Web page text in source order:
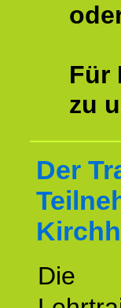
Für
zu
Der
Die